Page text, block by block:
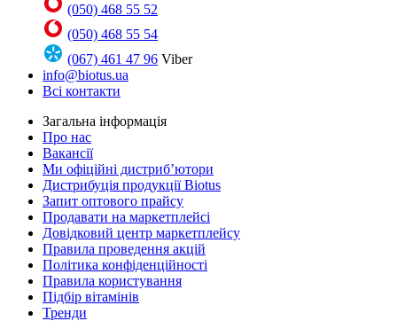
(050) 468 55 52
(050) 468 55 54
(067) 461 47 96 Viber
info@biotus.ua
Всі контакти
Загальна інформація
Про нас
Вакансії
Ми офіційні дистриб’ютори
Дистрибуція продукції Biotus
Запит оптового прайсу
Продавати на маркетплейсі
Довідковий центр маркетплейсу
Правила проведення акцій
Політика конфіденційності
Правила користування
Підбір вітамінів
Тренди